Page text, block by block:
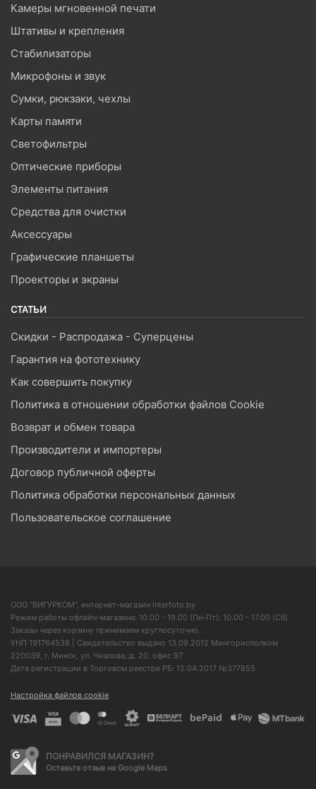
Камеры мгновенной печати
Штативы и крепления
Стабилизаторы
Микрофоны и звук
Сумки, рюкзаки, чехлы
Карты памяти
Светофильтры
Оптические приборы
Элементы питания
Средства для очистки
Аксессуары
Графические планшеты
Проекторы и экраны
СТАТЬИ
Скидки - Распродажа - Суперцены
Гарантия на фототехнику
Как совершить покупку
Политика в отношении обработки файлов Cookie
Возврат и обмен товара
Производители и импортеры
Договор публичной оферты
Политика обработки персональных данных
Пользовательское соглашение
ООО "ВИГУРКОМ", интернет-магазин Interfoto.by
Режим работы офлайн-магазина: 10.00 - 19.00 (Пн-Пт); 10.00 - 17.00 (Сб)
Заказы через корзину принимаем круглосуточно.
УНП 191764538 | Свидетельство выдано 13.09.2012 Мингорисполком
220039, г. Минск, ул. Чкалова, д. 20, офис 97
Дата регистрации в Торговом реестре РБ: 12.04.2017 №377855
Настройка файлов cookie
ПОНРАВИЛСЯ МАГАЗИН?
Оставьте отзыв на Google Maps